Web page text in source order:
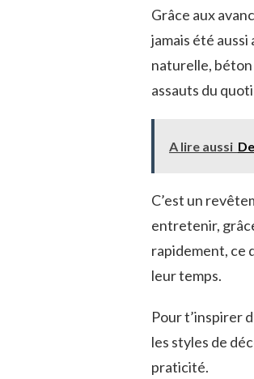
Grâce aux
jamais été
naturelle,
assauts du
A lire aussi
C’est un
entretenir,
rapidement, ce
leur temps.
Pour t’inspirer
les styles de
praticité.